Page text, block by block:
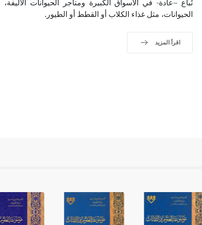
تُباع –عادة- في الأسواق الكبيرة ومتاجر الحيوانات
الحيوانات، مثل غذاء الكلاب أو القطط أو الطيور.
اقرأ المزيد